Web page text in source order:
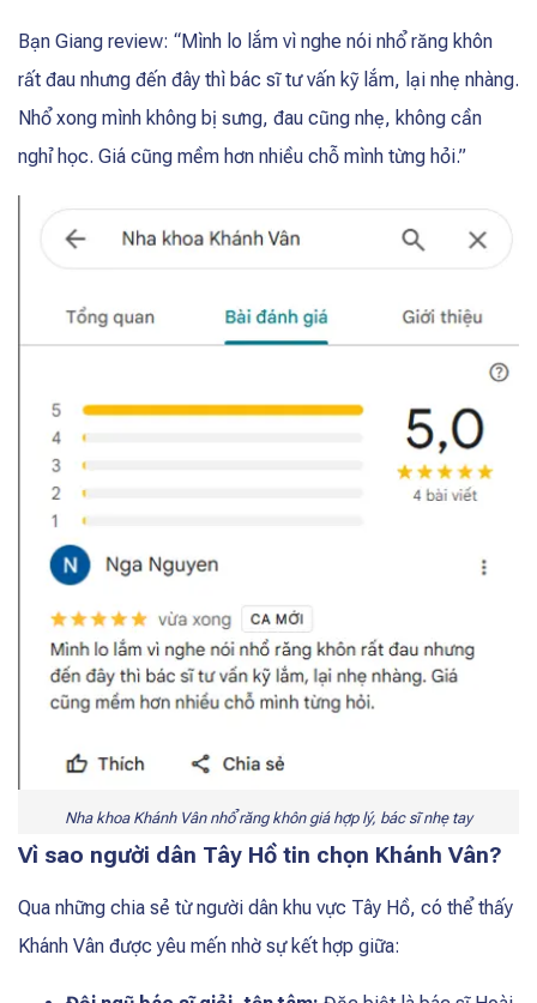
Bạn Giang review: “Mình lo lắm vì nghe nói nhổ răng khôn
rất đau nhưng đến đây thì bác sĩ tư vấn kỹ lắm, lại nhẹ nhàng.
Nhổ xong mình không bị sưng, đau cũng nhẹ, không cần
nghỉ học. Giá cũng mềm hơn nhiều chỗ mình từng hỏi.”
Nha khoa Khánh Vân nhổ răng khôn giá hợp lý, bác sĩ nhẹ tay
Vì sao người dân Tây Hồ tin chọn Khánh Vân?
Qua những chia sẻ từ người dân khu vực Tây Hồ, có thể thấy
Khánh Vân được yêu mến nhờ sự kết hợp giữa: